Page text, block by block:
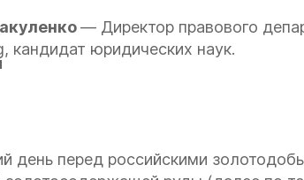
— Директор правового
кандидат юридических наук.
день перед российскими